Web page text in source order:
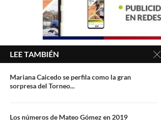
Tel Aviv,
Australian Open 2024: Iga Swiatek saca
a tiempo la casta...
LEE TAMBIÉN
Mariana Caicedo se perfila como la gran
sorpresa del Torneo...
Los números de Mateo Gómez en 2019